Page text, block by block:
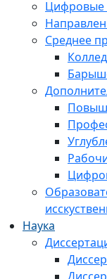
Цифровые
Среднее
Наука